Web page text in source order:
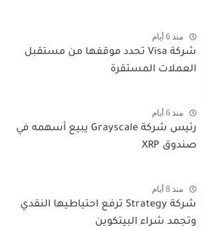
منذ 6 أيام
شركة Visa تحدد موقفها من مستقبل
العملات المستقرة
منذ 6 أيام
رئيس شركة Grayscale يبيع أسهمه في
صندوق XRP
منذ 8 أيام
شركة Strategy ترفع احتياطيها النقدي
وتجمد شراء البيتكوين